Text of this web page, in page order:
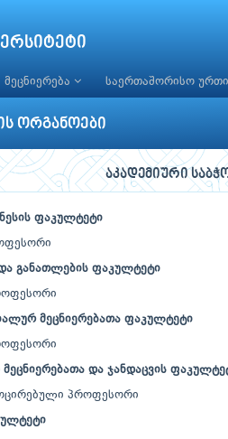
მეცნიერება საერთაშორისო
ორგანოები
აკადემიური
ფაკულტეტი
განათლების ფაკულტეტი
მეცნიერებათა ფაკულტეტი
მეცნიერებათა და ჯანდაცვის
პროფესორი